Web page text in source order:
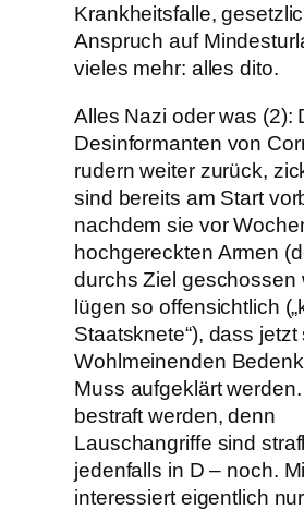
Krankheitsfalle,
Anspruch auf
vieles mehr: alles dito.
Alles Nazi oder was (2):
Desinformanten von
rudern weiter zurück,
sind bereits am Start
nachdem sie vor
hochgereckten Armen
durchs Ziel geschossen
lügen so offensichtlich
Staatsknete“), dass jetzt
Wohlmeinenden
Muss aufgeklärt
bestraft werden, denn
Lauschangriffe sind
jedenfalls in D – noch.
interessiert eigentlich